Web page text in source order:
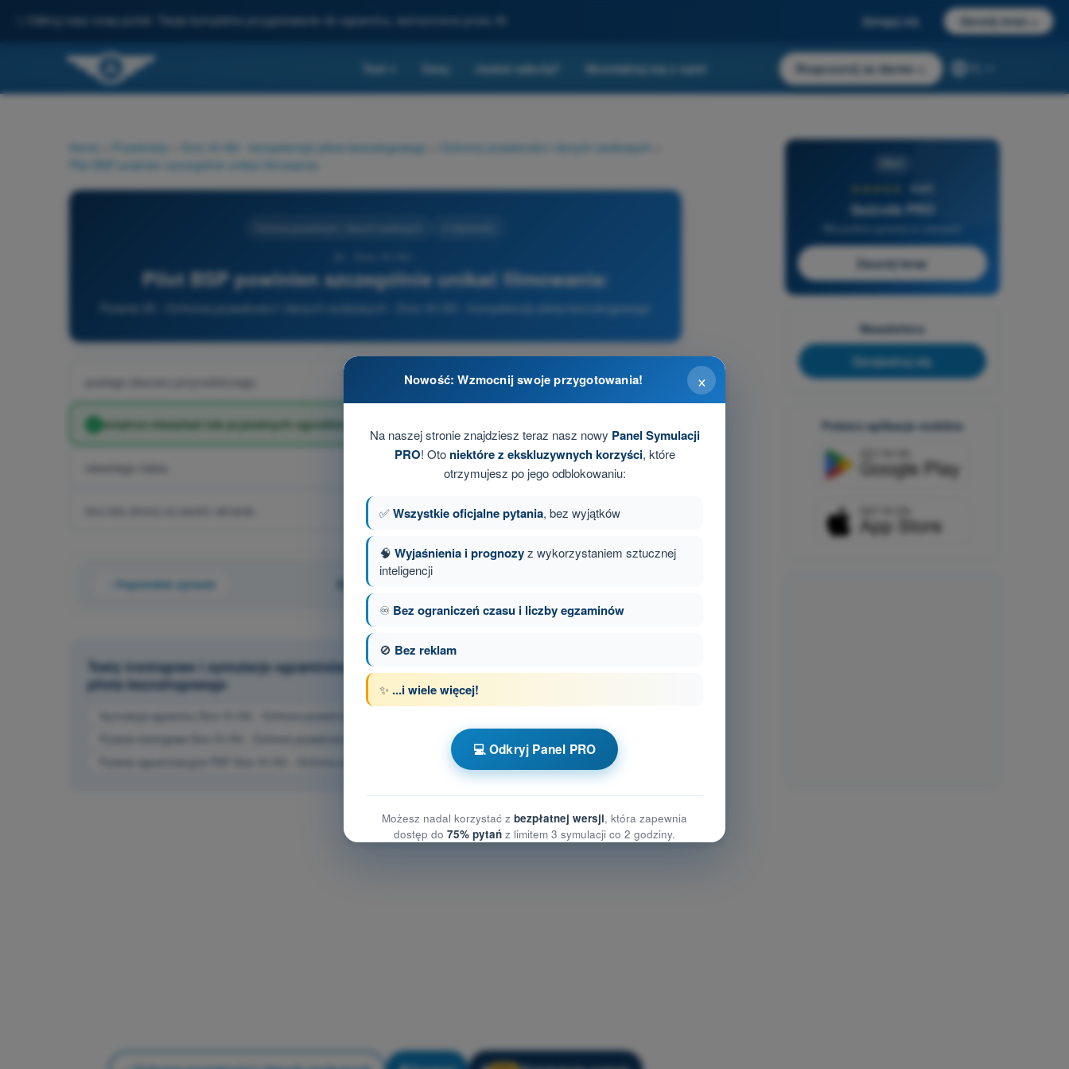
Odkryj nasz nowy portal: Twoje kompletne przygotowanie do egzaminu, wzmocnione przez AI Zaloguj się Zacznij teraz
Test Ceny Jesteś szkołą? Skontaktuj się z nami Rozpocznij za darmo
Home Przedmioty Dron A1/A3 - kompetencje pilota bezzałogowego Ochrona prywatności i danych osobowych
Pilot BSP powinien szczególnie unikać filmowania:
Pilot BSP powinien szczególnie unikać filmowania:
Pytanie 20 - Ochrona prywatności i danych osobowych - Dron A1/A3 - kompetencje pilota bezzałogowego
pustego obszaru przyrodniczego.
wnętrza mieszkań lub prywatnych ogrodów bez uzasadnionego powodu.
otwartego nieba.
Poprzednie pytanie Pytanie 20 z 31
Testy treningowe i symulacje egzaminów z limitem czasowym Dron A1/A3 - kompetencje
pilota bezzałogowego
Symulacja egzaminu Dron A1/A3 - Ochrona prywatności i danych osobowych
Pytania treningowe Dron A1/A3 - Ochrona prywatności i danych osobowych
Pytania egzaminacyjne PDF Dron A1/A3 - Ochrona prywatności i danych osobowych
4,6/5
Quizvds PRO
Zacznij teraz
Newslettera
Zarejestruj się
Pobierz aplikacje mobilne
×
Nowość: Wzmocnij swoje przygotowania!
Na naszej stronie znajdziesz teraz nasz nowy Panel Symulacji
PRO! Oto niektóre z ekskluzywnych korzyści, które
otrzymujesz po jego odblokowaniu:
✅Wszystkie oficjalne pytania, bez wyjątków
🧠 Wyjaśnienia i prognozyz wykorzystaniem sztucznej
inteligencji
♾️ Bez ograniczeń czasu i liczby egzaminów
🚫 Bez reklam
✨ ...i wiele więcej!
💻 Odkryj Panel PRO
Możesz nadal korzystać z bezpłatnej wersji, która zapewnia
dostęp do 75% pytań z limitem 3 symulacji co 2 godziny.